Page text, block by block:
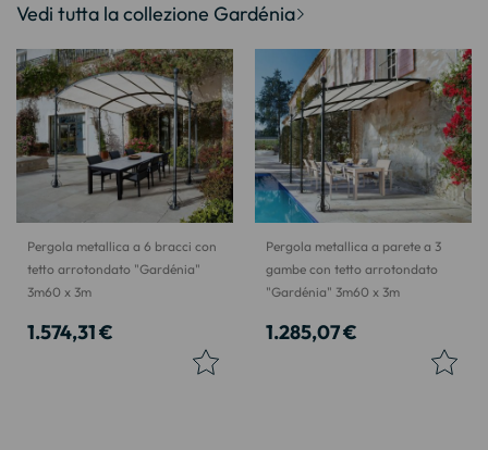
Vedi tutta la collezione Gardénia
Pergola metallica a 6 bracci con
tetto arrotondato "Gardénia"
3m60 x 3m
1.574,31 €
Pergola metallica a parete a 3
gambe con tetto arrotondato
"Gardénia" 3m60 x 3m
1.285,07 €